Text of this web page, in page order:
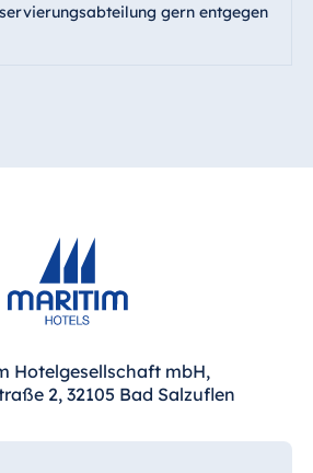
gern entgegen
Hotelgesellschaft mbH,
2, 32105 Bad Salzuflen